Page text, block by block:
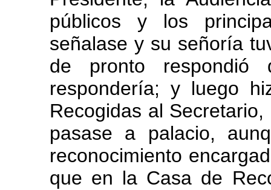
públicos y los
señalase y su señoría
de pronto
respondería; y luego
Recogidas al
pasase a palacio,
reconocimiento
que en la Casa de